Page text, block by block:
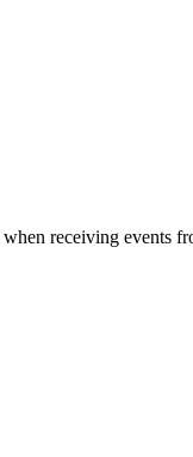
receiving events